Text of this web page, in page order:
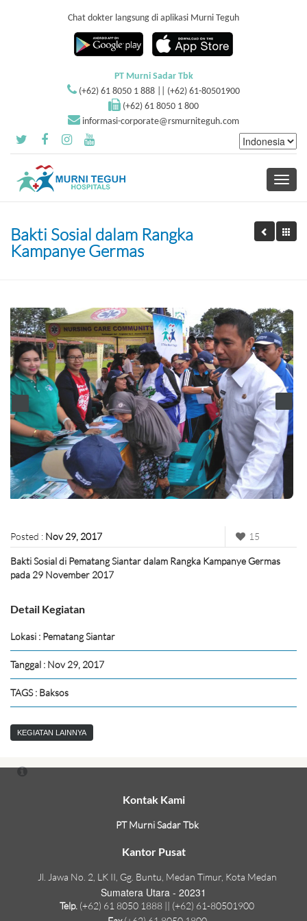
Chat dokter langsung di aplikasi Murni Teguh
PT Murni Sadar Tbk
(+62) 61 8050 1 888 || (+62) 61-80501900
(+62) 61 8050 1 800
informasi-corporate@rsmurniteguh.com
Toggle
Bakti Sosial dalam Rangka
Kampanye Germas
Posted : Nov 29, 2017 15
Bakti Sosial di Pematang Siantar dalam Rangka Kampanye Germas
pada 29 November 2017
Detail Kegiatan
Lokasi : Pematang Siantar
Tanggal : Nov 29, 2017
TAGS : Baksos
KEGIATAN LAINNYA
Kontak Kami
PT Murni Sadar Tbk
Kantor Pusat
Jl. Jawa No. 2, LK II, Gg. Buntu, Medan Timur, Kota Medan
Sumatera Utara - 20231
Telp. (+62) 61 8050 1888 || (+62) 61-80501900